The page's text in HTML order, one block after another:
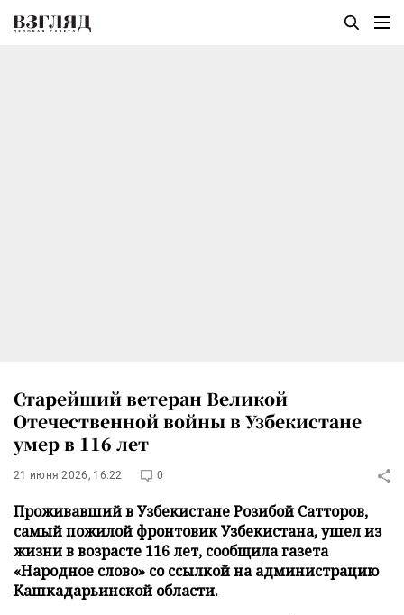
Старейший ветеран Великой
Отечественной войны в Узбекистане
умер в 116 лет
21 июня 2026, 16:22 0
Проживавший в Узбекистане Розибой Сатторов,
самый пожилой фронтовик Узбекистана, ушел из
жизни в возрасте 116 лет, сообщила газета
«Народное слово» со ссылкой на администрацию
Кашкадарьинской области.